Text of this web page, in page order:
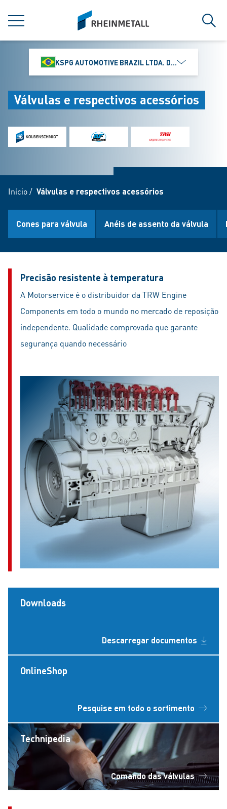
MENU
siteLogo
KSPG AUTOMOTIVE BRAZIL LTDA. DIVISÃO MS
Válvulas e respectivos acessórios
Início/ Válvulas e respectivos acessórios
Cones para válvula Anéis de assento da válvula
Precisão resistente à temperatura
A Motorservice é o distribuidor da TRW Engine
Components em todo o mundo no mercado de reposição
independente. Qualidade comprovada que garante
segurança quando necessário
Downloads
Descarregar documentos
OnlineShop
Pesquise em todo o sortimento
Technipedia
Comando das válvulas